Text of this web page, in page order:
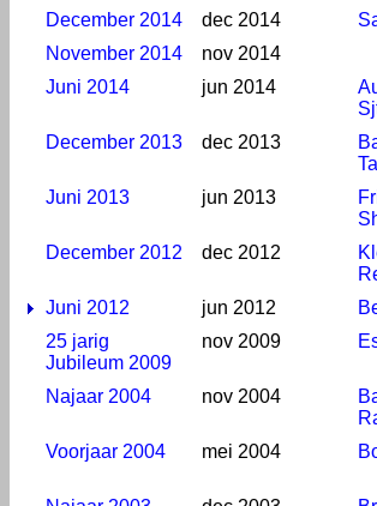
December 2014
dec 2014
November 2014
nov 2014
Juni 2014
jun 2014
December 2013
dec 2013
Juni 2013
jun 2013
December 2012
dec 2012
Juni 2012
jun 2012
25 jarig
Jubileum 2009
nov 2009
Najaar 2004 nov 2004
Voorjaar 2004
mei 2004